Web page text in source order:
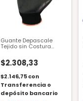
Guante Depascale
Tejido sin Costura
Espumado DPS88193
$2.308,33
$2.146,75con
Transferencia o
depósito bancario